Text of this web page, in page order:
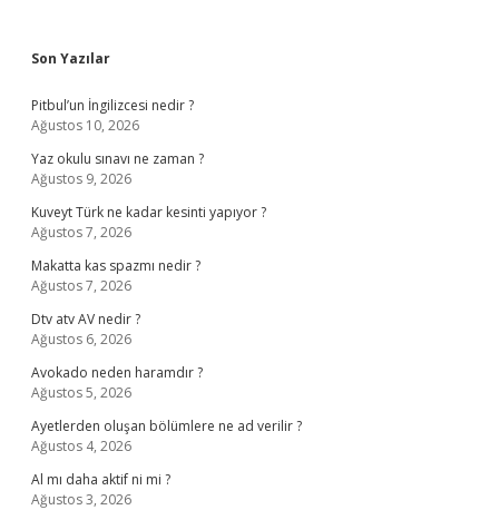
Sidebar
Son Yazılar
Pitbul’un İngilizcesi nedir ?
Ağustos 10, 2026
Yaz okulu sınavı ne zaman ?
Ağustos 9, 2026
Kuveyt Türk ne kadar kesinti yapıyor ?
Ağustos 7, 2026
Makatta kas spazmı nedir ?
Ağustos 7, 2026
Dtv atv AV nedir ?
Ağustos 6, 2026
Avokado neden haramdır ?
Ağustos 5, 2026
Ayetlerden oluşan bölümlere ne ad verilir ?
Ağustos 4, 2026
Al mı daha aktif ni mi ?
Ağustos 3, 2026